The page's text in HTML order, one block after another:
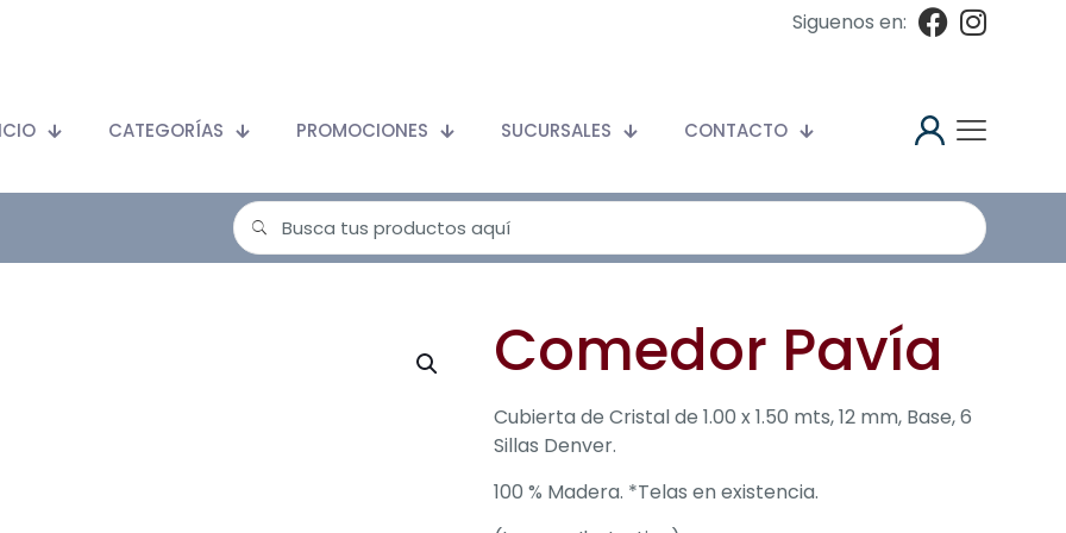
Siguenos en:
CATEGORÍAS PROMOCIONES SUCURSALES CONTACTO
Comedor Pavía
Cubierta de Cristal de 1.00 x 1.50 mts, 12 mm, Base, 6
Sillas Denver.
100 % Madera. *Telas en existencia.